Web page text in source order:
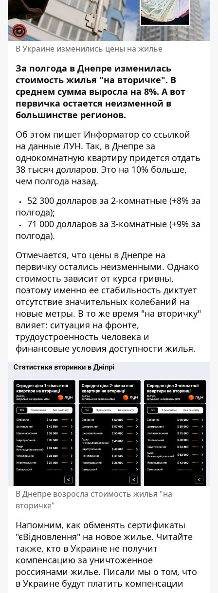
В Украине изменились цены на жилье
За полгода в Днепре изменилась
стоимость жилья "на вторичке". В
среднем сумма выросла на 8%. А вот
первичка остается неизменной в
большинстве регионов.
Об этом пишет Информатор со ссылкой
на данные ЛУН. Так, в Днепре за
однокомнатную квартиру придется отдать
38 тысяч долларов. Это на 10% больше,
чем полгода назад.
52 300 долларов за 2-комнатные (+8% за
полгода);
71 000 долларов за 3-комнатные (+9% за
полгода).
Отмечается, что цены в Днепре на
первичку остались неизменными. Однако
стоимость зависит от курса гривны,
поэтому именно ее стабильность диктует
отсутствие значительных колебаний на
новые метры. В то же время "на вторичку"
влияет: ситуация на фронте,
трудоустроенность человека и
финансовые условия доступности жилья.
В Днепре возросла стоимость жилья "на
вторичке"
Напомним, как обменять сертификаты
"єВідновлення" на новое жилье. Читайте
также, кто в Украине не получит
компенсацию за уничтоженное
россиянами жилье. Писали мы о том, что
в Украине будут платить компенсации